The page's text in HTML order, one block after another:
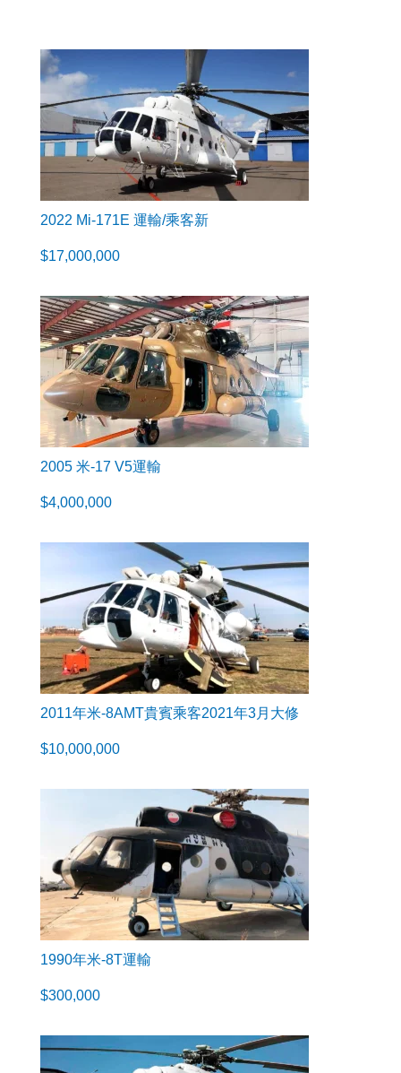
2022 Mi-171E 運輸/乘客新
$17,000,000
2005 米-17 V5運輸
$4,000,000
2011年米-8AMT貴賓乘客2021年3月大修
$10,000,000
1990年米-8T運輸
$300,000